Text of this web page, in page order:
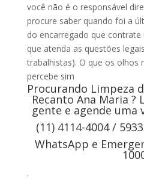
você não é o responsável
procure saber quando foi a
do encarregado que
que atenda as questões
trabalhistas). O que os olhos
percebe sim
Procurando Limpeza
Recanto Ana Maria ?
gente e agende uma
(11) 4114-4004 /
WhatsApp e
.